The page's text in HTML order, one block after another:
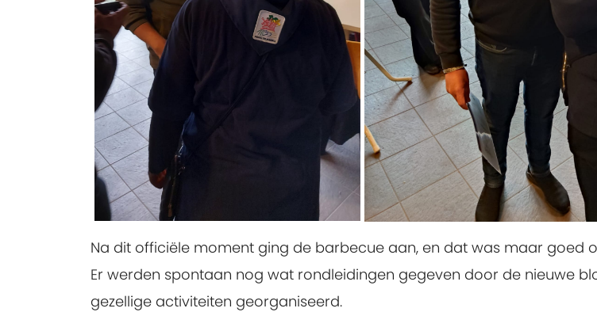
Na dit officiële moment ging de barbecue aan, en dat was maar goed
Er werden spontaan nog wat rondleidingen gegeven door de nieuwe
gezellige activiteiten georganiseerd.